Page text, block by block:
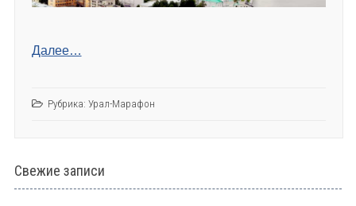
Далее…
Рубрика: Урал-Марафон
Свежие записи